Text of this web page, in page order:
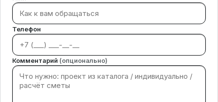
Телефон
Комментарий (опционально)